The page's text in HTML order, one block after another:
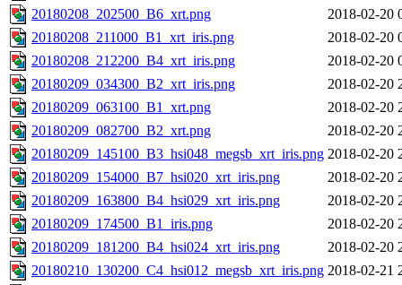
20180208_202500_B6_xrt.png
2018-02-20
20180208_211000_B1_xrt_iris.png
2018-02-20
20180208_212200_B4_xrt_iris.png
2018-02-20
20180209_034300_B2_xrt_iris.png
2018-02-20
20180209_063100_B1_xrt.png
2018-02-20
20180209_082700_B2_xrt.png
2018-02-20
20180209_145100_B3_hsi048_megsb_xrt_iris.png 2018-02-20
20180209_154000_B7_hsi020_xrt_iris.png
2018-02-20
20180209_163800_B4_hsi029_xrt_iris.png
2018-02-20
20180209_174500_B1_iris.png
2018-02-20
20180209_181200_B4_hsi024_xrt_iris.png
2018-02-20
20180210_130200_C4_hsi012_megsb_xrt_iris.png 2018-02-21